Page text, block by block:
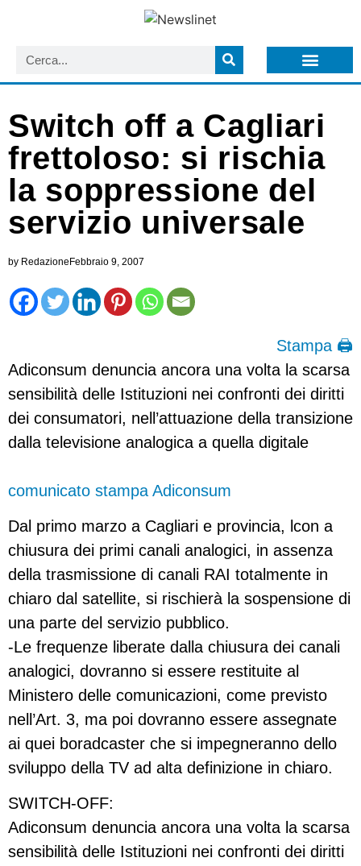
Switch off a Cagliari
frettoloso: si rischia
la soppressione del
servizio universale
by RedazioneFebbraio 9, 2007
Stampa 🖨
Adiconsum denuncia ancora una volta la scarsa
sensibilità delle Istituzioni nei confronti dei diritti
dei consumatori, nell’attuazione della transizione
dalla televisione analogica a quella digitale
comunicato stampa Adiconsum
Dal primo marzo a Cagliari e provincia, lcon a
chiusura dei primi canali analogici, in assenza
della trasmissione di canali RAI totalmente in
chiaro dal satellite, si rischierà la sospensione di
una parte del servizio pubblico.
-Le frequenze liberate dalla chiusura dei canali
analogici, dovranno si essere restituite al
Ministero delle comunicazioni, come previsto
nell’Art. 3, ma poi dovranno essere assegnate
ai quei boradcaster che si impegneranno dello
sviluppo della TV ad alta definizione in chiaro.
SWITCH-OFF:
Adiconsum denuncia ancora una volta la scarsa
sensibilità delle Istituzioni nei confronti dei diritti